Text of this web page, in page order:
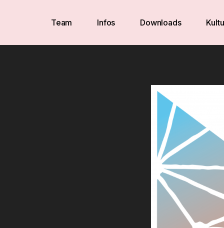
Team Infos Downloads